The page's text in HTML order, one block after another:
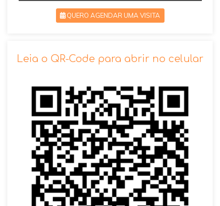
QUERO AGENDAR UMA VISITA
Leia o QR-Code para abrir no celular